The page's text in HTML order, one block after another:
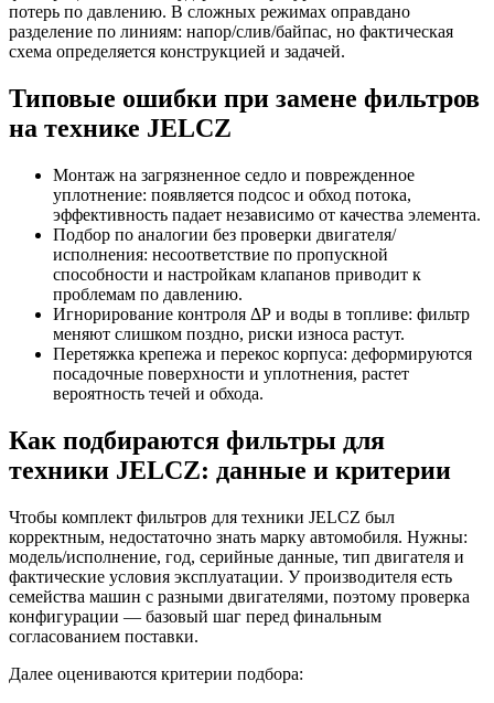
потерь по давлению. В сложных режимах оправдано
разделение по линиям: напор/слив/байпас, но фактическая
схема определяется конструкцией и задачей.
Типовые ошибки при замене фильтров
на технике JELCZ
Монтаж на загрязненное седло и поврежденное
уплотнение: появляется подсос и обход потока,
эффективность падает независимо от качества элемента.
Подбор по аналогии без проверки двигателя/
исполнения: несоответствие по пропускной
способности и настройкам клапанов приводит к
проблемам по давлению.
Игнорирование контроля ΔР и воды в топливе: фильтр
меняют слишком поздно, риски износа растут.
Перетяжка крепежа и перекос корпуса: деформируются
посадочные поверхности и уплотнения, растет
вероятность течей и обхода.
Как подбираются фильтры для
техники JELCZ: данные и критерии
Чтобы комплект фильтров для техники JELCZ был
корректным, недостаточно знать марку автомобиля. Нужны:
модель/исполнение, год, серийные данные, тип двигателя и
фактические условия эксплуатации. У производителя есть
семейства машин с разными двигателями, поэтому проверка
конфигурации — базовый шаг перед финальным
согласованием поставки.
Далее оцениваются критерии подбора: